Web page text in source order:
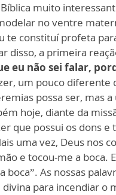
muito
no ventre
te constituí profeta
disso, a primeira
eu não sei falar,
um pouco diferente
possa ser, mas
hoje, diante da
que possui os dons
uma vez, Deus nos
e tocou-me a boca.
boca”. As nossas
para incendiar o